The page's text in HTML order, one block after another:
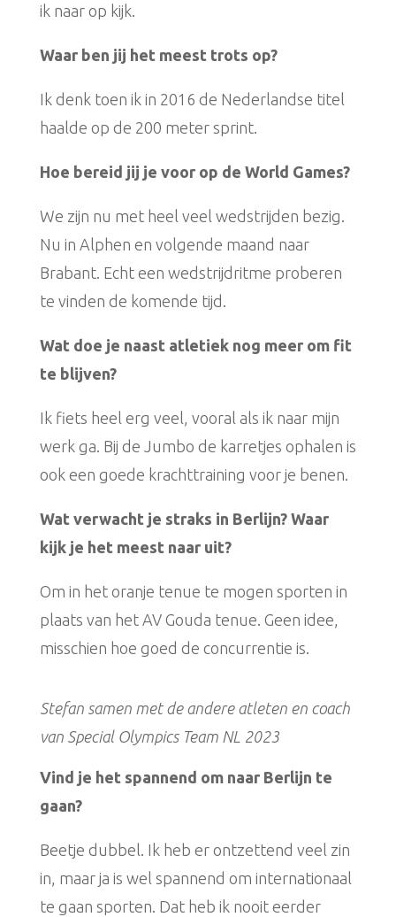
ik naar op kijk.
Waar ben jij het meest trots op?
Ik denk toen ik in 2016 de Nederlandse titel
haalde op de 200 meter sprint.
Hoe bereid jij je voor op de World Games?
We zijn nu met heel veel wedstrijden bezig.
Nu in Alphen en volgende maand naar
Brabant. Echt een wedstrijdritme proberen
te vinden de komende tijd.
Wat doe je naast atletiek nog meer om fit
te blijven?
Ik fiets heel erg veel, vooral als ik naar mijn
werk ga. Bij de Jumbo de karretjes ophalen is
ook een goede krachttraining voor je benen.
Wat verwacht je straks in Berlijn? Waar
kijk je het meest naar uit?
Om in het oranje tenue te mogen sporten in
plaats van het AV Gouda tenue. Geen idee,
misschien hoe goed de concurrentie is.
Stefan samen met de andere atleten en coach
van Special Olympics Team NL 2023
Vind je het spannend om naar Berlijn te
gaan?
Beetje dubbel. Ik heb er ontzettend veel zin
in, maar ja is wel spannend om internationaal
te gaan sporten. Dat heb ik nooit eerder